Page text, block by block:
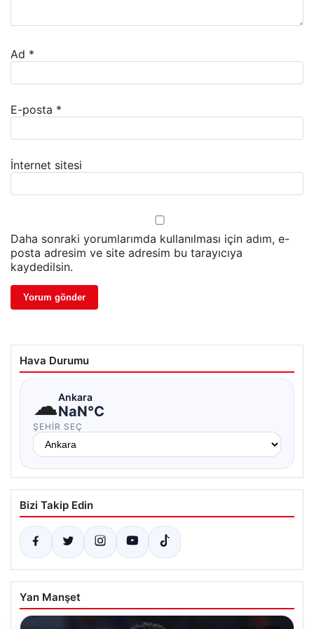
Ad *
E-posta *
İnternet sitesi
Daha sonraki yorumlarımda kullanılması için adım, e-
posta adresim ve site adresim bu tarayıcıya
kaydedilsin.
Hava Durumu
☁Ankara
NaN°C
ŞEHIR SEÇ
Bizi Takip Edin
Yan Manşet